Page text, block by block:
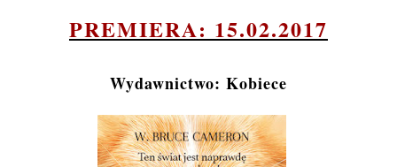
PREMIERA: 15.02.2017
Wydawnictwo: Kobiece